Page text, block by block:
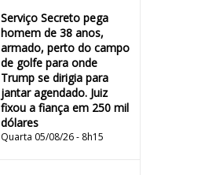
Serviço Secreto pega
homem de 38 anos,
armado, perto do campo
de golfe para onde
Trump se dirigia para
jantar agendado. Juiz
fixou a fiança em 250 mil
dólares
Quarta 05/08/26 - 8h15